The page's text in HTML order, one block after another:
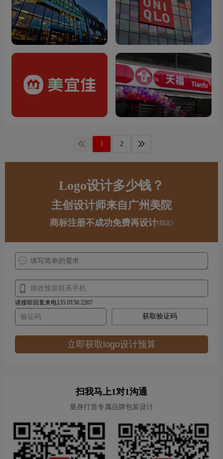
1 2
Logo设计多少钱？
主创设计师来自广州美院
商标注册不成功免费再设计(指定)
请接听回复来电135 0150 2207
获取验证码
立即获取logo设计预算
扫我马上1对1沟通
量身打造专属品牌包装设计